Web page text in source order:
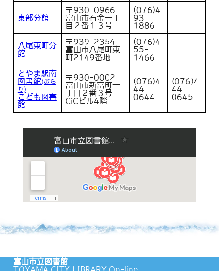
東部分館
〒930-0966
富山市石金一丁
目２番１３号
(076)4
93-
1886
八尾東町分
館
〒939-2354
富山市八尾町東
町2149番地
(076)4
55-
1466
とやま駅南
図書館(ぶら
り)
こども図書
館
〒930-0002
富山市新富町一
丁目２番３号
CiCビル4階
(076)4
44-
0644
(076)4
44-
0645
富山市立図書館
TOYAMA CITY LIBRARY On-line